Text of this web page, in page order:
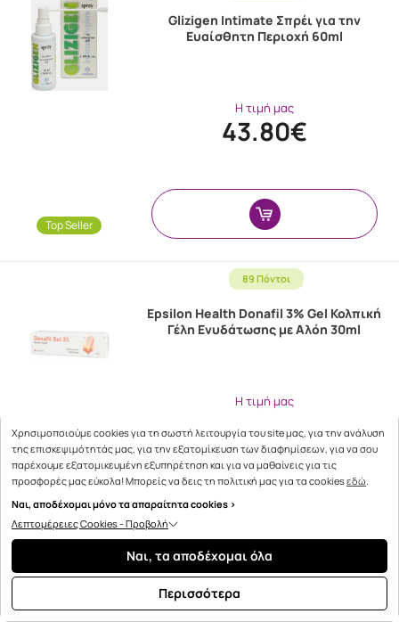
Top Seller
Glizigen Intimate Σπρέι για την
Ευαίσθητη Περιοχή 60ml
Η τιμή μας
43.80€
89 Πόντοι
Epsilon Health Donafil 3% Gel Κολπική
Γέλη Ενυδάτωσης με Αλόη 30ml
Η τιμή μας
10.10€
107 Πόντοι
Aquasol Femina Bacterial Vaginosis Gel
Χρησιμοποιούμε cookies για τη σωστή λειτουργία του site μας, για την ανάλυση
της επισκεψιμότητάς μας, για την εξατομίκευση των διαφημίσεων, για να σου
παρέχουμε εξατομικευμένη εξυπηρέτηση και για να μαθαίνεις για τις
προσφορές μας εύκολα! Μπορείς να δεις τη πολιτική μας για τα cookiesεδώ.
Ναι, αποδέχομαι μόνο τα απαραίτητα cookies >
Λεπτομέρειες Cookies - Προβολή
Ναι, τα αποδέχομαι όλα
Περισσότερα